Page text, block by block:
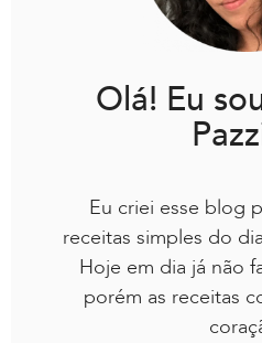
Olá! Eu
Eu criei esse blog
receitas simples do
Hoje em dia já não
porém as receitas